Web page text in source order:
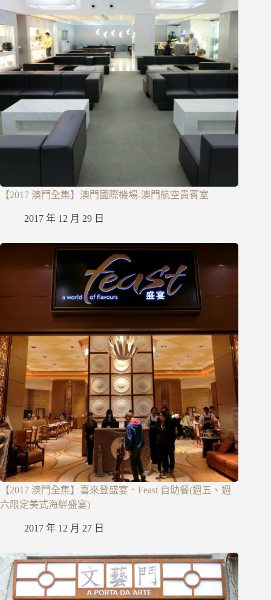
【2017 澳門全集】澳門國際機場-澳門航空貴賓室
2017 年 12 月 29 日
【2017 澳門全集】喜來登盛宴．Feast 自助餐(週五、週
六限定美式海鮮盛宴)
2017 年 12 月 27 日